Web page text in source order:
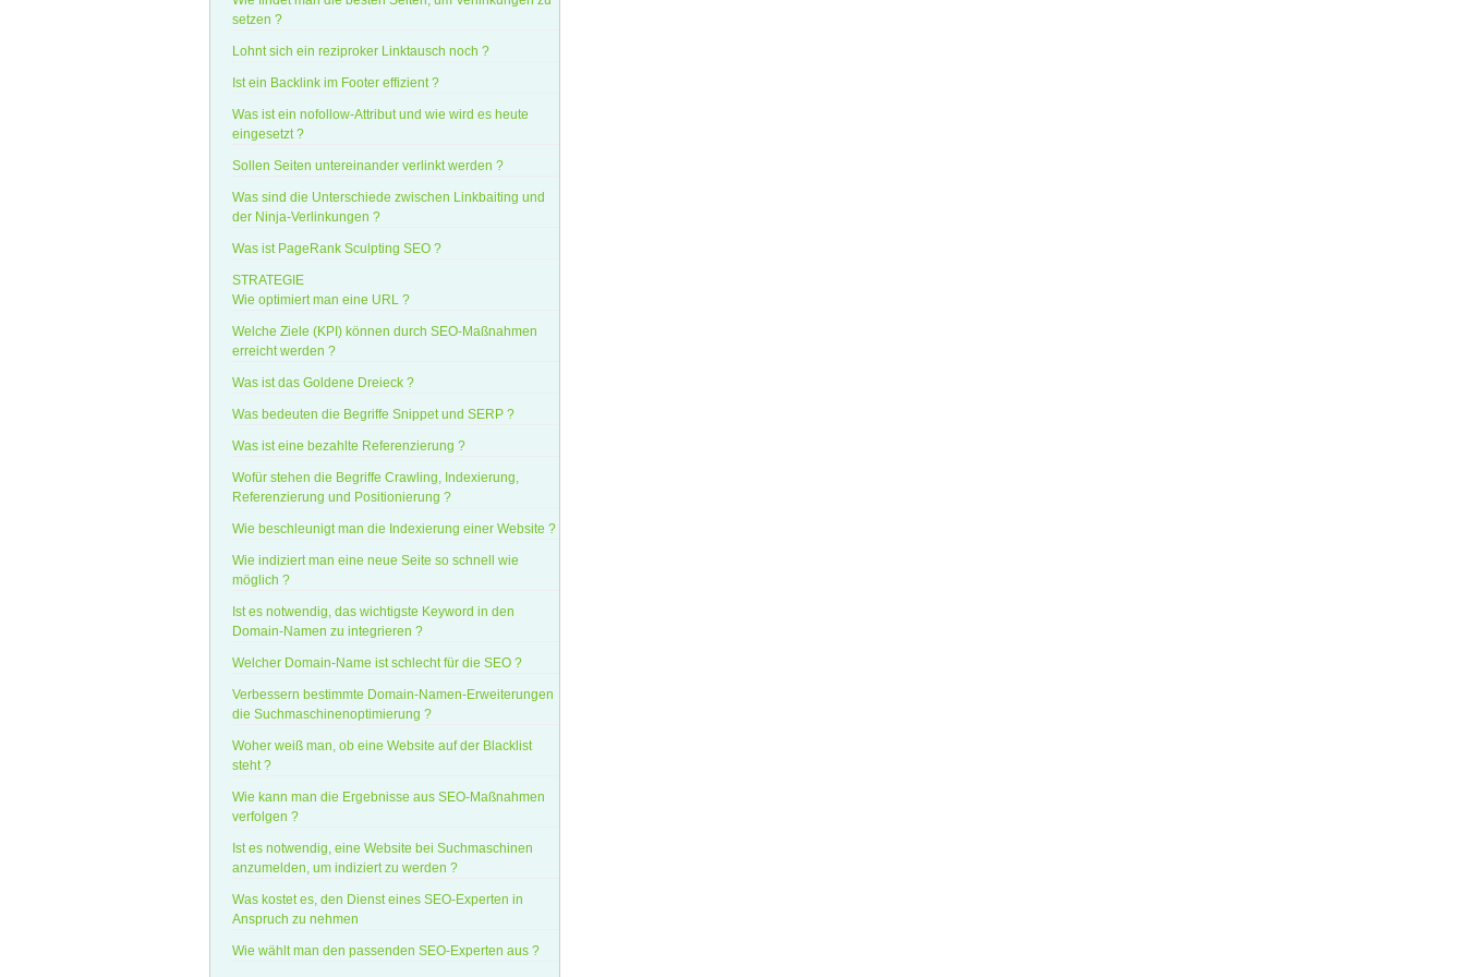
setzen ?
Lohnt sich ein reziproker Linktausch noch ?
Ist ein Backlink im Footer effizient ?
Was ist ein nofollow-Attribut und wie wird es heute
eingesetzt ?
Sollen Seiten untereinander verlinkt werden ?
Was sind die Unterschiede zwischen Linkbaiting und
der Ninja-Verlinkungen ?
Was ist PageRank Sculpting SEO ?
STRATEGIE
Wie optimiert man eine URL ?
Welche Ziele (KPI) können durch SEO-Maßnahmen
erreicht werden ?
Was ist das Goldene Dreieck ?
Was bedeuten die Begriffe Snippet und SERP ?
Was ist eine bezahlte Referenzierung ?
Wofür stehen die Begriffe Crawling, Indexierung,
Referenzierung und Positionierung ?
Wie beschleunigt man die Indexierung einer Website ?
Wie indiziert man eine neue Seite so schnell wie
möglich ?
Ist es notwendig, das wichtigste Keyword in den
Domain-Namen zu integrieren ?
Welcher Domain-Name ist schlecht für die SEO ?
Verbessern bestimmte Domain-Namen-Erweiterungen
die Suchmaschinenoptimierung ?
Woher weiß man, ob eine Website auf der Blacklist
steht ?
Wie kann man die Ergebnisse aus SEO-Maßnahmen
verfolgen ?
Ist es notwendig, eine Website bei Suchmaschinen
anzumelden, um indiziert zu werden ?
Was kostet es, den Dienst eines SEO-Experten in
Anspruch zu nehmen
Wie wählt man den passenden SEO-Experten aus ?